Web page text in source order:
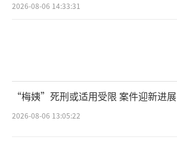
2026-08-06 14:33:31
“梅姨”死刑或适用受限 案件迎新进展
2026-08-06 13:05:22